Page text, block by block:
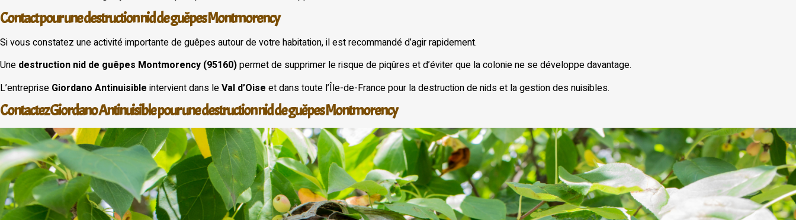
Contact pour une destruction nid de guêpes Montmorency
Si vous constatez une activité importante de guêpes autour de votre habitation, il est recommandé d’agir rapidement.
Une destruction nid de guêpes Montmorency (95160)permet de supprimer le risque de piqûres et d’éviter que la colonie ne se développe davantage.
L’entreprise Giordano Antinuisible intervient dans leVal d’Oise et dans toute l’Île-de-France pour la destruction de nids et la gestion des nuisibles.
Contactez Giordano Antinuisible pour une destruction nid de guêpes Montmorency